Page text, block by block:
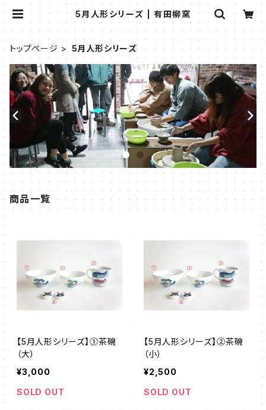
5月人形シリーズ | 有田柳窯
トップページ 5月人形シリーズ
商品一覧
【5月人形シリーズ】①茶碗
（大）
¥3,000
SOLD OUT
【5月人形シリーズ】②茶碗
（小）
¥2,500
SOLD OUT